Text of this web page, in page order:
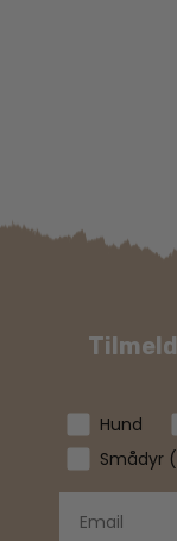
Hund
Smådyr